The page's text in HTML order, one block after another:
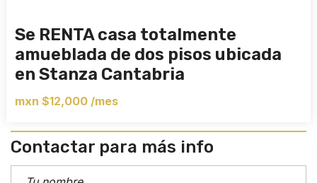
Se RENTA casa totalmente
amueblada de dos pisos ubicada
en Stanza Cantabria
mxn $12,000 /mes
Contactar para más info